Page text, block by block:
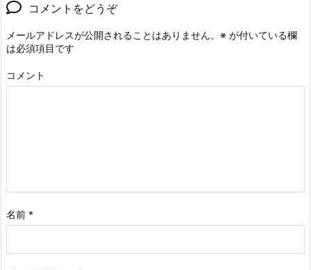
コメントをどうぞ
メールアドレスが公開されることはありません。 ※ が付いている欄
は必須項目です
コメント
名前 *